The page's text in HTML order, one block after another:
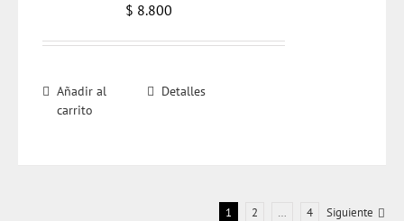
$ 8.800
Añadir al
carrito
Detalles
1 2 … 4 Siguiente